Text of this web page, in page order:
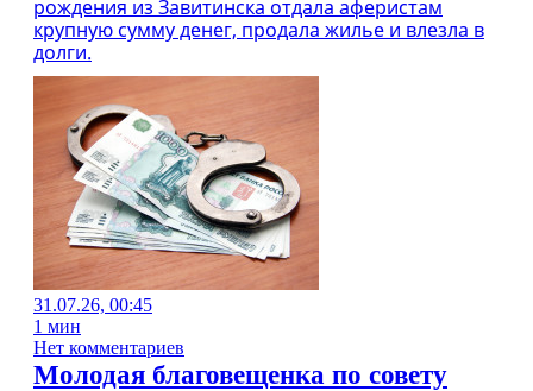
рождения из Завитинска отдала аферистам
крупную сумму денег, продала жилье и влезла в
долги.
31.07.26, 00:45
1 мин
Нет комментариев
Молодая благовещенка по совету